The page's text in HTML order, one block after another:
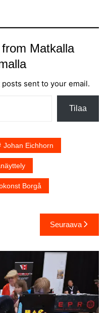
Matkalla
sent to your email.
Tilaa
Johan Eichhorn
Borgå
Seuraava